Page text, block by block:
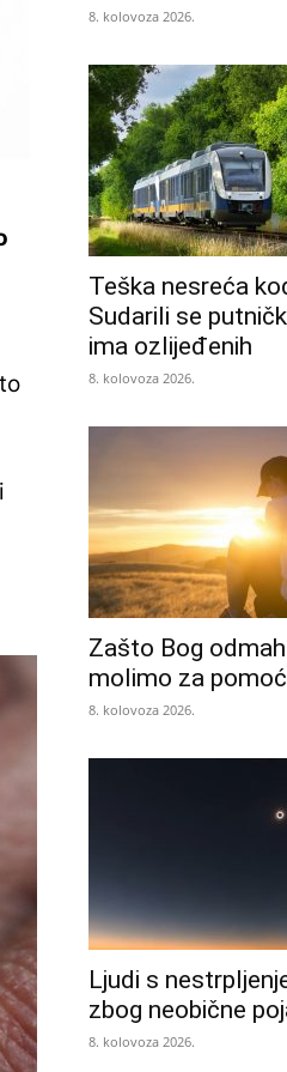
8. kolovoza 2026.
Teška nesreća
Sudarili se
ima ozlijeđenih
8. kolovoza 2026.
Zašto Bog
molimo za
8. kolovoza 2026.
Ljudi s
zbog neobične
8. kolovoza 2026.